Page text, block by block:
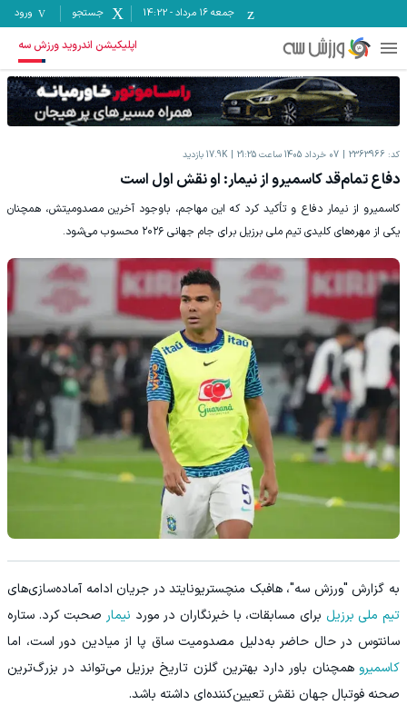
جمعه ۱۶ مرداد -
14:22 جستجو ورود
اپلیکیشن اندروید ورزش سه
کد: 2363966 07 خرداد 1405 ساعت 21:25 17.9K بازدید
دفاع تمام‌قد کاسمیرو از نیمار: او نقش اول است
کاسمیرو از نیمار دفاع و تأکید کرد که این مهاجم، باوجود آخرین مصدومیتش، همچنان
یکی از مهره‌های کلیدی تیم ملی برزیل برای جام جهانی ۲۰۲۶ محسوب می‌شود.
به گزارش "ورزش سه"، هافبک منچستریونایتد در جریان ادامه آماده‌سازی‌های
تیم ملی برزیل برای مسابقات، با خبرنگاران در مورد نیمار صحبت کرد. ستاره
سانتوس در حال حاضر به‌دلیل مصدومیت ساق پا از میادین دور است، اما
کاسمیرو همچنان باور دارد بهترین گلزن تاریخ برزیل می‌تواند در بزرگ‌ترین
صحنه فوتبال جهان نقش تعیین‌کننده‌ای داشته باشد.